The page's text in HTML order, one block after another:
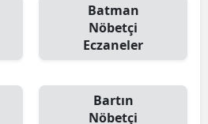
Batman
Nöbetçi
Eczaneler
Bartın
Nöbetçi